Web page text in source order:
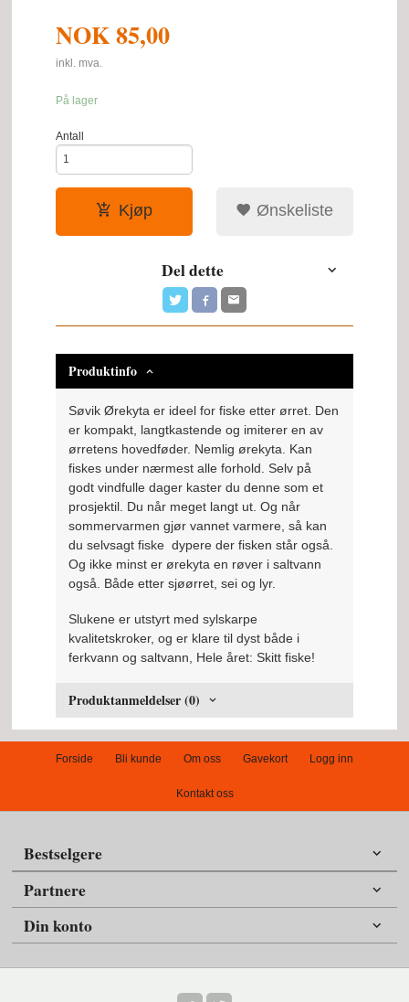
NOK85,00
inkl. mva.
På lager
Antall
Kjøp Ønskeliste
Del dette
Produktinfo
Søvik Ørekyta er ideel for fiske etter ørret. Den
er kompakt, langtkastende og imiterer en av
ørretens hovedføder. Nemlig ørekyta. Kan
fiskes under nærmest alle forhold. Selv på
godt vindfulle dager kaster du denne som et
prosjektil. Du når meget langt ut. Og når
sommervarmen gjør vannet varmere, så kan
du selvsagt fiske dypere der fisken står også.
Og ikke minst er ørekyta en røver i saltvann
også. Både etter sjøørret, sei og lyr.
Slukene er utstyrt med sylskarpe
kvalitetskroker, og er klare til dyst både i
ferkvann og saltvann, Hele året: Skitt fiske!
Produktanmeldelser (0)
Forside Bli kunde Om oss Gavekort Logg inn
Kontakt oss
Bestselgere
Partnere
Din konto